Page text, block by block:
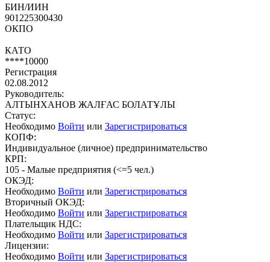
БИН/ИИН
901225300430
ОКПО
КАТО
****10000
Регистрация
02.08.2012
Руководитель:
АЛТЫНХАНОВ ЖАЛҒАС БОЛАТҰЛЫ
Статус:
Необходимо Войти или Зарегистрироваться
КОПФ:
Индивидуальное (личное) предпринимательство
КРП:
105 - Малые предприятия (<=5 чел.)
ОКЭД:
Необходимо Войти или Зарегистрироваться
Вторичный ОКЭД:
Необходимо Войти или Зарегистрироваться
Плательщик НДС:
Необходимо Войти или Зарегистрироваться
Лицензии:
Необходимо Войти или Зарегистрироваться